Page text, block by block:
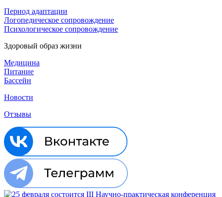
Период адаптации
Логопедическое сопровождение
Психологическое сопровождение
Здоровый образ жизни
Медицина
Питание
Бассейн
Новости
Отзывы